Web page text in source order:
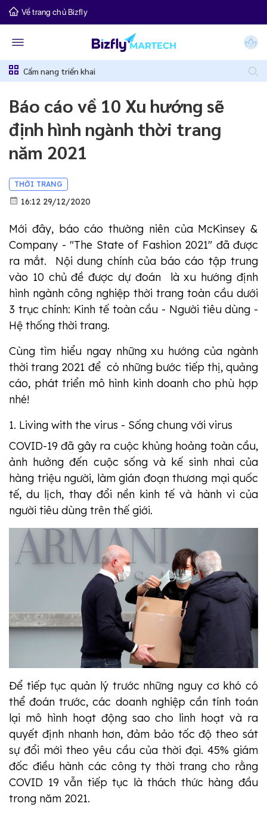
Về trang chủ Bizfly
Cẩm nang triển khai
Báo cáo về 10 Xu hướng sẽ
định hình ngành thời trang
năm 2021
THỜI TRANG
16:12 29/12/2020
Mới đây, báo cáo thường niên của McKinsey &
Company - "The State of Fashion 2021" đã được
ra mắt. Nội dung chính của báo cáo tập trung
vào 10 chủ đề được dự đoán là xu hướng định
hình ngành công nghiệp thời trang toàn cầu dưới
3 trục chính: Kinh tế toàn cầu - Người tiêu dùng -
Hệ thống thời trang.
Cùng tìm hiểu ngay những xu hướng của ngành
thời trang 2021 để có những bước tiếp thị, quảng
cáo, phát triển mô hình kinh doanh cho phù hợp
nhé!
1. Living with the virus - Sống chung với virus
COVID-19 đã gây ra cuộc khủng hoảng toàn cầu,
ảnh hưởng đến cuộc sống và kế sinh nhai của
hàng triệu người, làm gián đoạn thương mại quốc
tế, du lịch, thay đổi nền kinh tế và hành vi của
người tiêu dùng trên thế giới.
Để tiếp tục quản lý trước những nguy cơ khó có
thể đoán trước, các doanh nghiệp cần tính toán
lại mô hình hoạt động sao cho linh hoạt và ra
quyết định nhanh hơn, đảm bảo tốc độ theo sát
sự đổi mới theo yêu cầu của thời đại. 45% giám
đốc điều hành các công ty thời trang cho rằng
COVID 19 vẫn tiếp tục là thách thức hàng đầu
trong năm 2021.